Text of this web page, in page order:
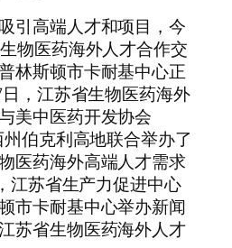
引高端人才和项目，今
物医药海外人才合作交
林斯顿市卡耐基中心正
，江苏省生物医药海外
美中医药开发协会
州伯克利高地联合举办了
医药海外高端人才需求
江苏省生产力促进中心
市卡耐基中心举办新闻
苏省生物医药海外人才